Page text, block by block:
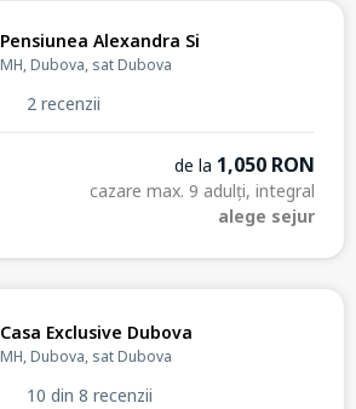
Pensiunea Alexandra Si
MH, Dubova, sat Dubova
2 recenzii
de la 1,050 RON
cazare max. 9 adulți, integral
alege sejur
Casa Exclusive Dubova
MH, Dubova, sat Dubova
10 din 8 recenzii